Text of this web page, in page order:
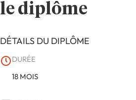
le diplôme
DÉTAILS DU DIPLÔME
DURÉE
18 MOIS